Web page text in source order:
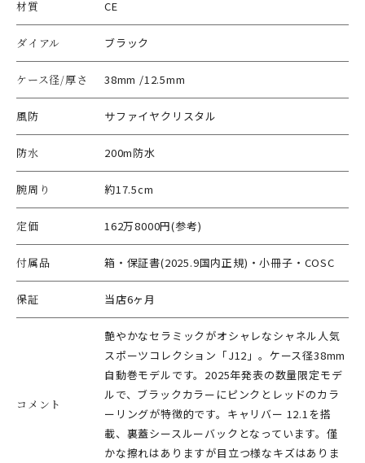
材質 CE
ダイアル ブラック
ケース径/厚さ 38mm /12.5mm
風防 サファイヤクリスタル
防水 200m防水
腕周り 約17.5cm
定価 162万8000円(参考)
付属品 箱・保証書(2025.9国内正規)・小冊子・COSC
保証 当店6ヶ月
コメント
艶やかなセラミックがオシャレなシャネル人気
スポーツコレクション「J12」。ケース径38mm
自動巻モデルです。2025年発表の数量限定モデ
ルで、ブラックカラーにピンクとレッドのカラ
ーリングが特徴的です。キャリバー 12.1を搭
載、裏蓋シースルーバックとなっています。僅
かな擦れはありますが目立つ様なキズはありま